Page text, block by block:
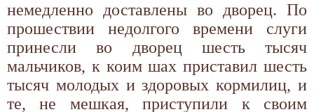
немедленно доставлены во дворец. По
прошествии недолгого времени слуги
принесли во дворец шесть тысяч
мальчиков, к коим шах приставил шесть
тысяч молодых и здоровых кормилиц, и
те, не мешкая, приступили к своим